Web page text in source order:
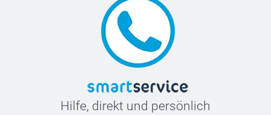
Hilfe, direkt und persönlich